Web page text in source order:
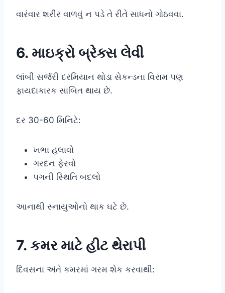
વારંવાર શરીર વાળવું ન પડે તે રીતે સાધનો ગોઠવવા.
6. માઇક્રો બ્રેક્સ લેવી
લાંબી સર્જરી દરમિયાન થોડા સેકન્ડના વિરામ પણ
ફાયદાકારક સાબિત થાય છે.
દર 30-60 મિનિટે:
ખભા હલાવો
ગરદન ફેરવો
પગની સ્થિતિ બદલો
આનાથી સ્નાયુઓનો થાક ઘટે છે.
7. કમર માટે હીટ થેરાપી
દિવસના અંતે કમરમાં ગરમ શેક કરવાથી: